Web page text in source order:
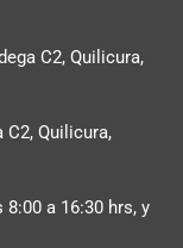
C2, Quilicura,
C2, Quilicura,
a 16:30 hrs, y